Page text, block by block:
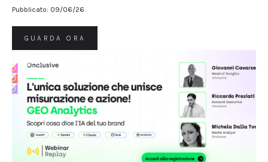
Pubblicato: 09/06/26
GUARDA ORA